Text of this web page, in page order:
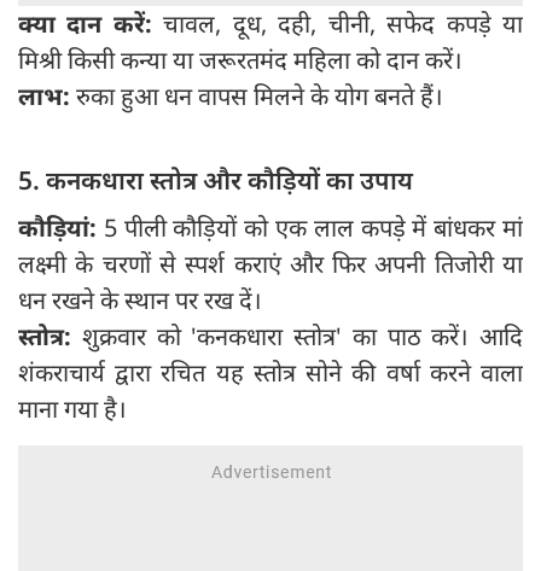
क्या दान करें:चावल, दूध, दही, चीनी, सफेद कपड़े या
मिश्री किसी कन्या या जरूरतमंद महिला को दान करें।
लाभ: रुका हुआ धन वापस मिलने के योग बनते हैं।
5. कनकधारा स्तोत्र और कौड़ियों का उपाय
कौड़ियां: 5 पीली कौड़ियों को एक लाल कपड़े में बांधकर मां
लक्ष्मी के चरणों से स्पर्श कराएं और फिर अपनी तिजोरी या
धन रखने के स्थान पर रख दें।
स्तोत्र: शुक्रवार को 'कनकधारा स्तोत्र' का पाठ करें। आदि
शंकराचार्य द्वारा रचित यह स्तोत्र सोने की वर्षा करने वाला
माना गया है।